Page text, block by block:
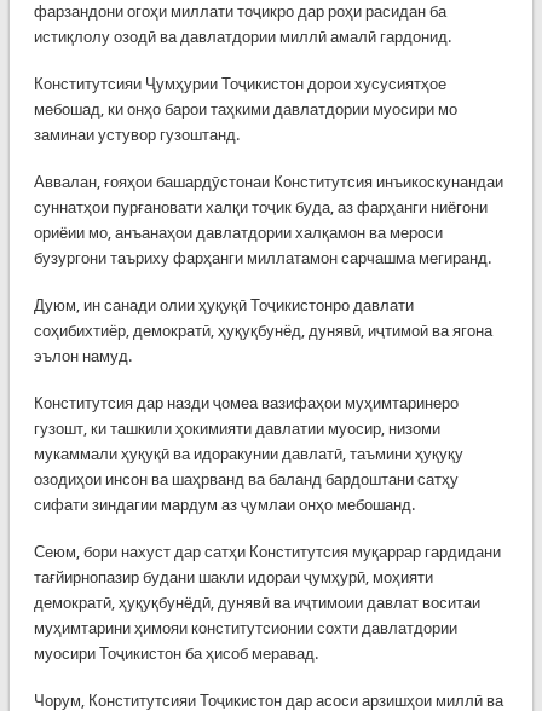
фарзандони огоҳи миллати тоҷикро дар роҳи расидан ба
истиқлолу озодӣ ва давлатдории миллӣ амалӣ гардонид.
Конститутсияи Ҷумҳурии Тоҷикистон дорои хусусиятҳое
мебошад, ки онҳо барои таҳкими давлатдории муосири мо
заминаи устувор гузоштанд.
Аввалан, ғояҳои башардӯстонаи Конститутсия инъикоскунандаи
суннатҳои пурғановати халқи тоҷик буда, аз фарҳанги ниёгони
ориёии мо, анъанаҳои давлатдории халқамон ва мероси
бузургони таъриху фарҳанги миллатамон сарчашма мегиранд.
Дуюм, ин санади олии ҳуқуқӣ Тоҷикистонро давлати
соҳибихтиёр, демократӣ, ҳуқуқбунёд, дунявӣ, иҷтимоӣ ва ягона
эълон намуд.
Конститутсия дар назди ҷомеа вазифаҳои муҳимтаринеро
гузошт, ки ташкили ҳокимияти давлатии муосир, низоми
мукаммали ҳуқуқӣ ва идоракунии давлатӣ, таъмини ҳуқуқу
озодиҳои инсон ва шаҳрванд ва баланд бардоштани сатҳу
сифати зиндагии мардум аз ҷумлаи онҳо мебошанд.
Сеюм, бори нахуст дар сатҳи Конститутсия муқаррар гардидани
тағйирнопазир будани шакли идораи ҷумҳурӣ, моҳияти
демократӣ, ҳуқуқбунёдӣ, дунявӣ ва иҷтимоии давлат воситаи
муҳимтарини ҳимояи конститутсионии сохти давлатдории
муосири Тоҷикистон ба ҳисоб меравад.
Чорум, Конститутсияи Тоҷикистон дар асоси арзишҳои миллӣ ва